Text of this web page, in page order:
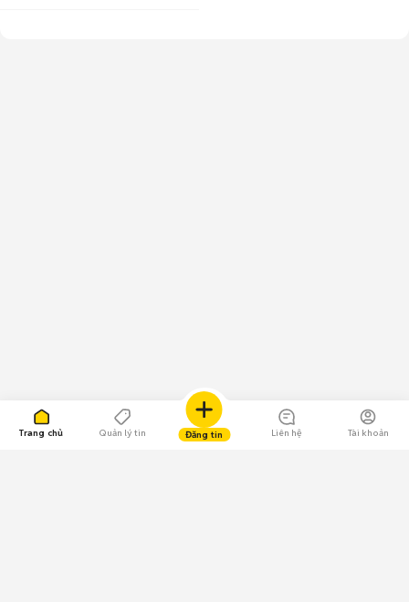
Trang chủ Quản lý tin Đăng tin Liên hệ Tài khoản